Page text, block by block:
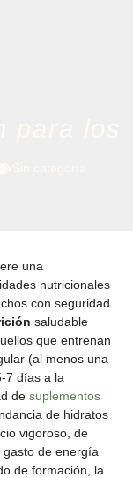
una
nutricionales
con seguridad
saludable
que entrenan
(al menos una
7 días a la
de suplementos
de hidratos
vigoroso, de
de energía
de formación, la